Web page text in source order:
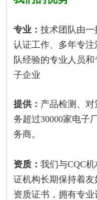
专业：技术团队由
认证工作、多年专
队经验的专业人员
子企业
提供： 产品检测、
务超过30000家电子
务商。
资质：我们与CQC
证机构长期保持着
资质证书，拥有专